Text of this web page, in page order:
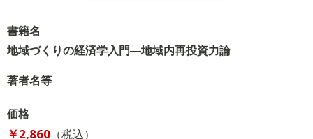
書籍名
地域づくりの経済学入門―地域内再投資力論
著者名等
価格
￥2,860（税込）